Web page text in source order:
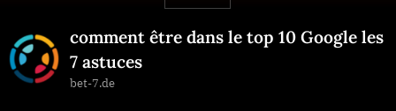
comment être dans le top 10 Google les
7 astuces
bet-7.de